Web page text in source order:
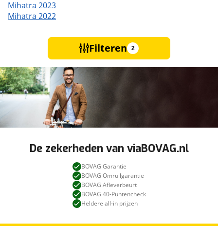
Mihatra 2023
Mihatra 2022
Filteren 2
De zekerheden van viaBOVAG.nl
BOVAG Garantie
BOVAG Omruilgarantie
BOVAG Afleverbeurt
BOVAG 40-Puntencheck
Heldere all-in prijzen